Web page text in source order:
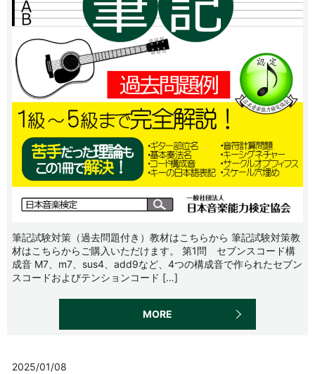
筆記試験対策（過去問題付き）教材はこちらから 筆記試験対策教
材はこちらからご購入いただけます。 第1問 セブンスコード構
成音 M7、m7、sus4、add9など、4つの構成音で作られたセブン
スコードおよびテンションコード […]
MORE
2025/01/08